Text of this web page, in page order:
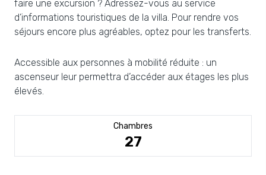
faire une excursion ? Adressez-vous au service
d’informations touristiques de la villa. Pour rendre vos
séjours encore plus agréables, optez pour les transferts.
Accessible aux personnes à mobilité réduite : un
ascenseur leur permettra d’accéder aux étages les plus
élevés.
Chambres
27